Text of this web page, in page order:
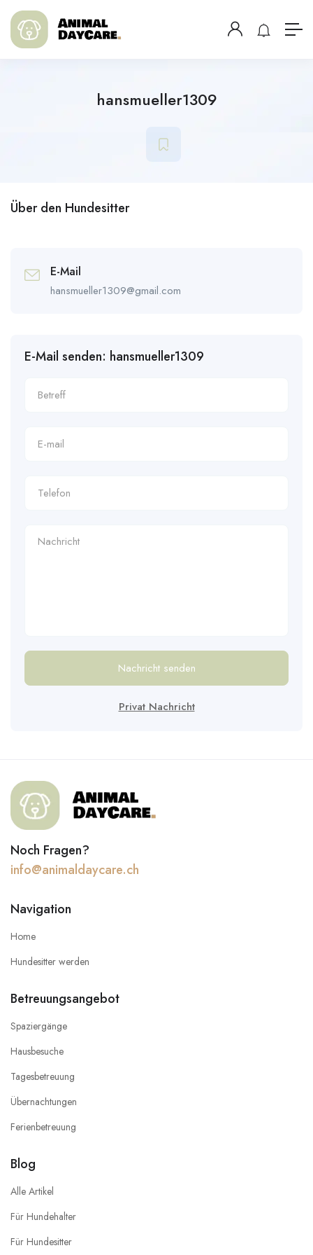
hansmueller1309
Über den Hundesitter
E-Mail
hansmueller1309@gmail.com
E-Mail senden: hansmueller1309
Nachricht senden
Privat Nachricht
Noch Fragen?
info@animaldaycare.ch
Navigation
Home
Hundesitter werden
Betreuungsangebot
Spaziergänge
Hausbesuche
Tagesbetreuung
Übernachtungen
Ferienbetreuung
Blog
Alle Artikel
Für Hundehalter
Für Hundesitter